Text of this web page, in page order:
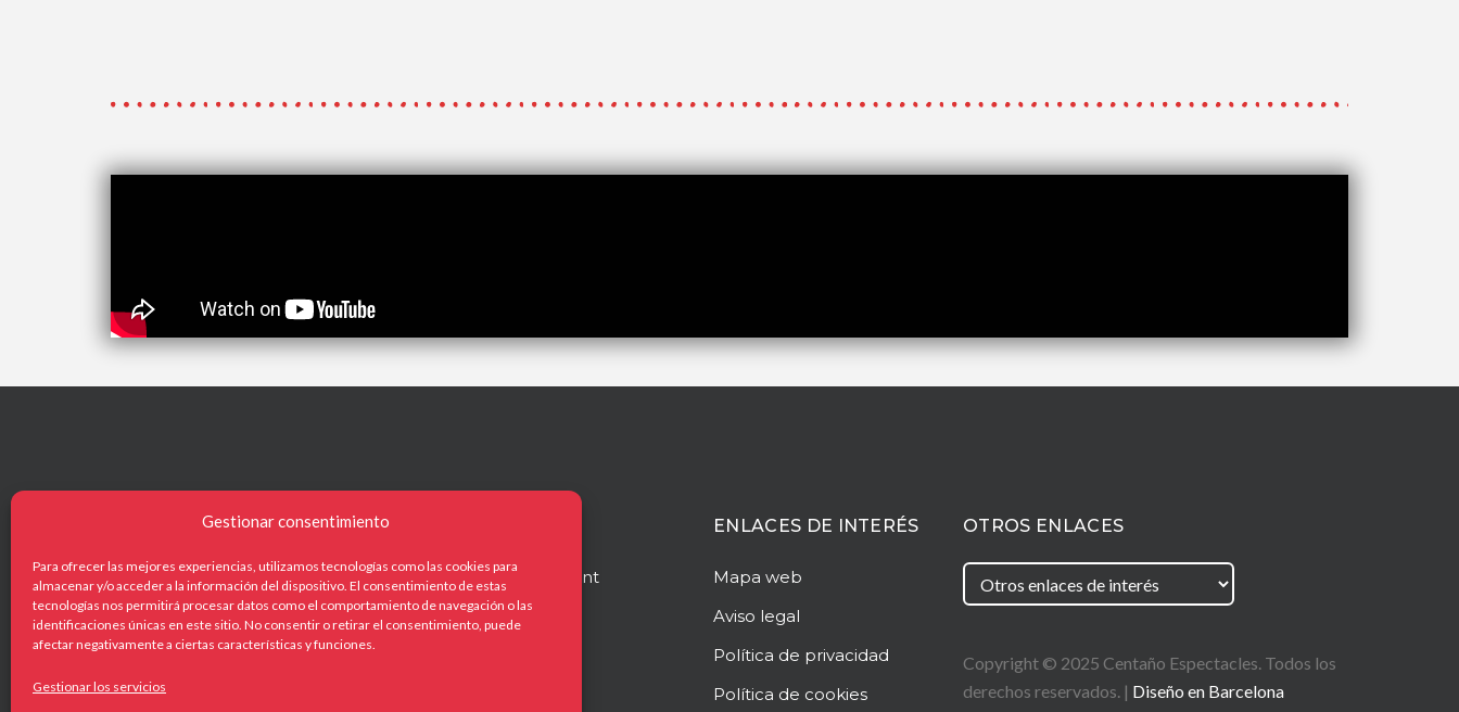
Gestionar consentimiento
Para ofrecer las mejores experiencias, utilizamos tecnologías como las cookies para
almacenar y/o acceder a la información del dispositivo. El consentimiento de estas
tecnologías nos permitirá procesar datos como el comportamiento de navegación o las
identificaciones únicas en este sitio. No consentir o retirar el consentimiento, puede
afectar negativamente a ciertas características y funciones.
Gestionar los servicios
+34 619 422 551
info@centanoespectacles.com
CentañoManagment
Catálogo
ENLACES DE INTERÉS
Mapa web
Aviso legal
Política de privacidad
Política de cookies
OTROS ENLACES
Copyright © 2025 Centaño Espectacles. Todos los
derechos reservados. | Diseño en Barcelona